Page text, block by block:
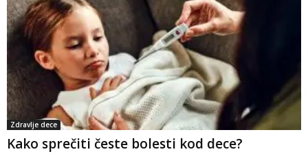
Zdravlje dece
Kako sprečiti česte bolesti kod dece?